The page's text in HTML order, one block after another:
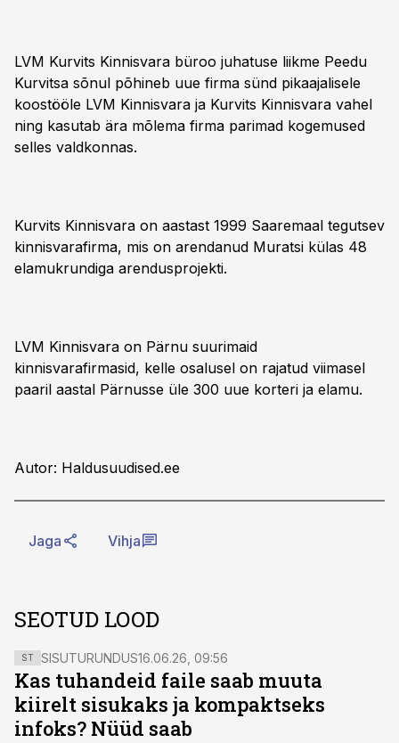
LVM Kurvits Kinnisvara büroo juhatuse liikme Peedu
Kurvitsa sõnul põhineb uue firma sünd pikaajalisele
koostööle LVM Kinnisvara ja Kurvits Kinnisvara vahel
ning kasutab ära mõlema firma parimad kogemused
selles valdkonnas.
Kurvits Kinnisvara on aastast 1999 Saaremaal tegutsev
kinnisvarafirma, mis on arendanud Muratsi külas 48
elamukrundiga arendusprojekti.
LVM Kinnisvara on Pärnu suurimaid
kinnisvarafirmasid, kelle osalusel on rajatud viimasel
paaril aastal Pärnusse üle 300 uue korteri ja elamu.
Autor: Haldusuudised.ee
Jaga Vihja
SEOTUD LOOD
ST SISUTURUNDUS16.06.26, 09:56
Kas tuhandeid faile saab muuta
kiirelt sisukaks ja kompaktseks
infoks? Nüüd saab